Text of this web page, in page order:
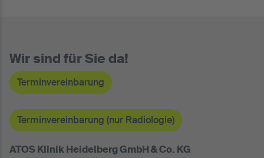
Wir sind für Sie da!
Terminvereinbarung
Terminvereinbarung (nur Radiologie)
ATOS Klinik Heidelberg GmbH & Co. KG